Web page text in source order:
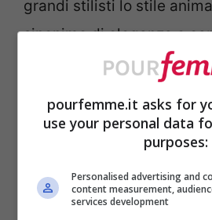
grandi stilisti lo stile
sinonimo di eleganza e
sfilate lo confermano:il
bensì di un’eleganza
personalità decisa.
L’animalier di
pourfemme.it asks for
use your personal data
purposes:
Personalised advertising and
content measurement,
services development